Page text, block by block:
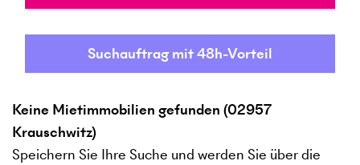
Suchauftrag mit 48h-Vorteil
Keine Mietimmobilien gefunden (02957
Krauschwitz)
Speichern Sie Ihre Suche und werden Sie über die